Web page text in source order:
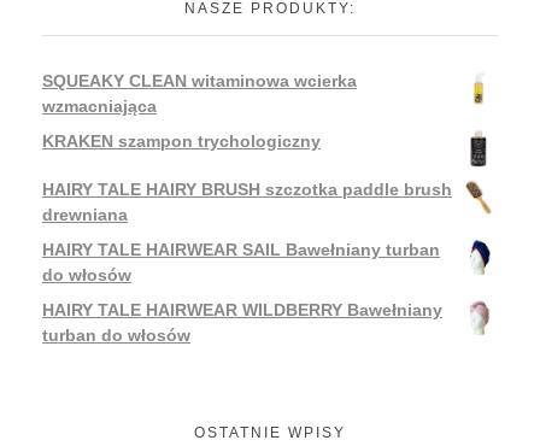
NASZE PRODUKTY:
SQUEAKY CLEAN witaminowa wcierka
wzmacniająca
KRAKEN szampon trychologiczny
HAIRY TALE HAIRY BRUSH szczotka paddle brush
drewniana
HAIRY TALE HAIRWEAR SAIL Bawełniany turban
do włosów
HAIRY TALE HAIRWEAR WILDBERRY Bawełniany
turban do włosów
OSTATNIE WPISY